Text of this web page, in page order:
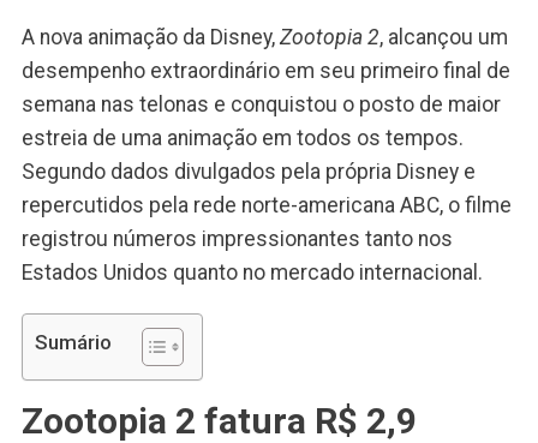
A nova animação da Disney, Zootopia 2, alcançou um
desempenho extraordinário em seu primeiro final de
semana nas telonas e conquistou o posto de maior
estreia de uma animação em todos os tempos.
Segundo dados divulgados pela própria Disney e
repercutidos pela rede norte-americana ABC, o filme
registrou números impressionantes tanto nos
Estados Unidos quanto no mercado internacional.
Sumário
Zootopia 2 fatura R$ 2,9